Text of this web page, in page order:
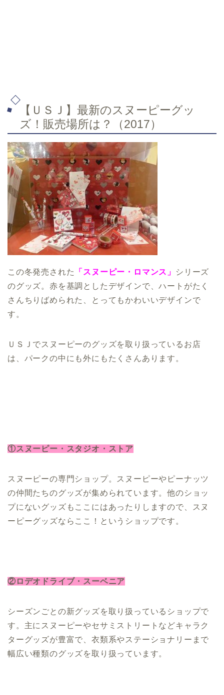
【ＵＳＪ】最新のスヌーピーグッ
ズ！販売場所は？（2017）
この冬発売された 「スヌーピー・ロマンス」
シリーズ
のグッズ。赤を基調としたデザインで、ハートがたく
さんちりばめられた、とってもかわいいデザインで
す。
ＵＳＪでスヌーピーのグッズを取り扱っているお店
は、パークの中にも外にもたくさんあります。
①スヌーピー・スタジオ・ストア
スヌーピーの専門ショップ。スヌーピーやピーナッツ
の仲間たちのグッズが集められています。他のショッ
プにないグッズもここにはあったりしますので、スヌ
ーピーグッズならここ！というショップです。
②ロデオドライブ・スーベニア
シーズンごとの新グッズを取り扱っているショップで
す。主にスヌーピーやセサミストリートなどキャラク
ターグッズが豊富で、衣類系やステーショナリーまで
幅広い種類のグッズを取り扱っています。